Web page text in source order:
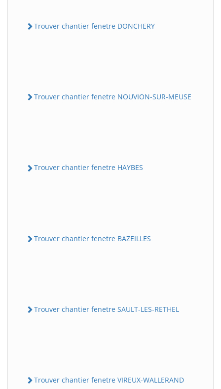
Trouver chantier fenetre DONCHERY
Trouver chantier fenetre NOUVION-SUR-MEUSE
Trouver chantier fenetre HAYBES
Trouver chantier fenetre BAZEILLES
Trouver chantier fenetre SAULT-LES-RETHEL
Trouver chantier fenetre VIREUX-WALLERAND